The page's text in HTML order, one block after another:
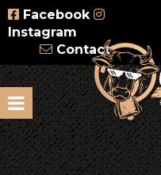
Facebook
Instagram
Contact